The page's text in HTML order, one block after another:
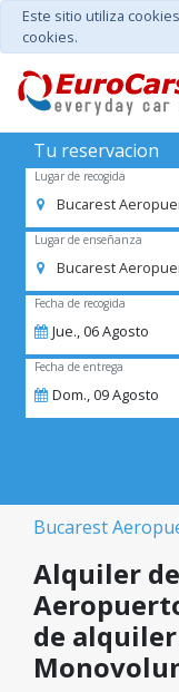
Este sitio utiliza
cookies.
Tu reservacion
Lugar de recogida
Bucarest
Lugar de enseñanza
Bucarest
Fecha de recogida
Jue.,06Agosto
Fecha de entrega
Dom.,09Agosto
Bucarest
Alquiler
de